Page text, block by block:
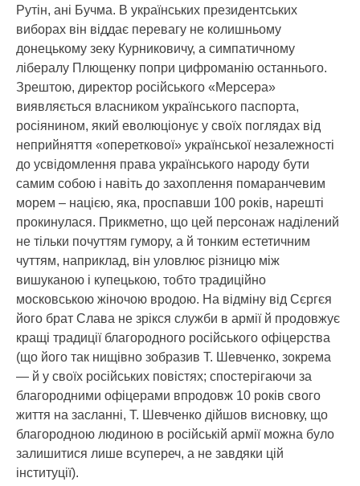
Рутін, ані Бучма. В українських президентських
виборах він віддає перевагу не колишньому
донецькому зеку Курниковичу, а симпатичному
лібералу Плющенку попри цифроманію останнього.
Зрештою, директор російського «Мерсера»
виявляється власником українського паспорта,
росіянином, який еволюціонує у своїх поглядах від
неприйняття «опереткової» української незалежності
до усвідомлення права українського народу бути
самим собою і навіть до захоплення помаранчевим
морем – нацією, яка, проспавши 100 років, нарешті
прокинулася. Прикметно, що цей персонаж наділений
не тільки почуттям гумору, а й тонким естетичним
чуттям, наприклад, він уловлює різницю між
вишуканою і купецькою, тобто традиційно
московською жіночою вродою. На відміну від Сєргєя
його брат Слава не зрікся служби в армії й продовжує
кращі традиції благородного російського офіцерства
(що його так нищівно зобразив Т. Шевченко, зокрема
— й у своїх російських повістях; спостерігаючи за
благородними офіцерами впродовж 10 років свого
життя на засланні, Т. Шевченко дійшов висновку, що
благородною людиною в російській армії можна було
залишитися лише всупереч, а не завдяки цій
інституції).